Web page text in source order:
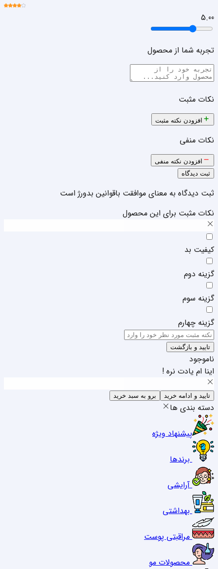
5.00
تجربه شما از محصول
نکات مثبت
افزودن نکته مثبت
نکات منفی
افزودن نکته منفی
ثبت دیدگاه
ثبت دیدگاه به معنای موافقت باقوانین بدورژ است
نکات مثبت برای این محصول
کیفیت بد
گزینه دوم
گزینه سوم
گزینه چهارم
تایید و بازگشت
ناموجود
اینا ام یادت نره !
تایید و ادامه خرید برو به سبد خرید
دسته بندی ها
پیشنهاد ویژه
برندها
آرایشی
بهداشتی
مراقبتی پوست
محصولات مو